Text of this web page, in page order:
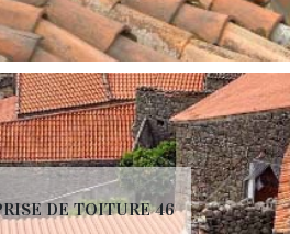
DE TOITURE 46